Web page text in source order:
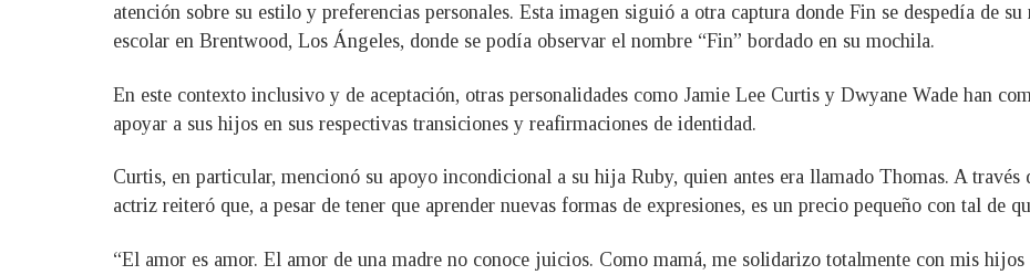
atención sobre su estilo y preferencias personales. Esta imagen siguió a otra captura donde Fin se despedía de
escolar en Brentwood, Los Ángeles, donde se podía observar el nombre “Fin” bordado en su mochila.
En este contexto inclusivo y de aceptación, otras personalidades como Jamie Lee Curtis y Dwyane Wade han
apoyar a sus hijos en sus respectivas transiciones y reafirmaciones de identidad.
Curtis, en particular, mencionó su apoyo incondicional a su hija Ruby, quien antes era llamado Thomas. A
actriz reiteró que, a pesar de tener que aprender nuevas formas de expresiones, es un precio pequeño con tal de
“El amor es amor. El amor de una madre no conoce juicios. Como mamá, me solidarizo totalmente con mis